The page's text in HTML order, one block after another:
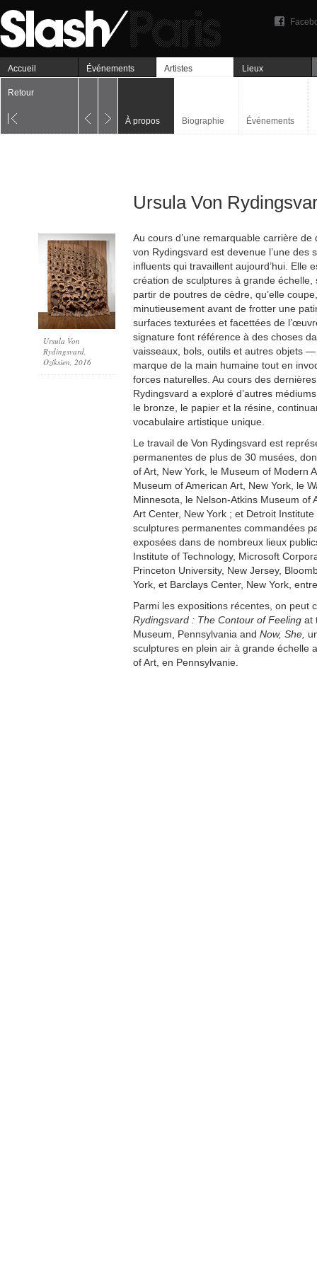
Accueil Événements Artistes Lieux
Retour
À propos Biographie Événements
Ursula Von
Ursula Von
Rydingsvard,
Oziksien, 2016
Au cours d’une remarquable carrière
von Rydingsvard est devenue l’une des
influents qui travaillent aujourd’hui. Elle
création de sculptures à grande
partir de poutres de cèdre, qu’elle
minutieusement avant de frotter une
surfaces texturées et facettées de
signature font référence à des choses
vaisseaux, bols, outils et autres objets
marque de la main humaine tout en
forces naturelles. Au cours des
Rydingsvard a exploré d’autres
le bronze, le papier et la résine,
vocabulaire artistique unique.
Le travail de Von Rydingsvard est
permanentes de plus de 30 musées,
of Art, New York, le Museum of Modern
Museum of American Art, New York, le
Minnesota, le Nelson-Atkins Museum of
Art Center, New York ; et Detroit
sculptures permanentes commandées
exposées dans de nombreux lieux
Institute of Technology, Microsoft
Princeton University, New Jersey,
York, et Barclays Center, New York,
Parmi les expositions récentes, on peut
Rydingsvard : The Contour of Feeling at
Museum, Pennsylvania and Now, She,
sculptures en plein air à grande échelle
of Art, en Pennsylvanie.